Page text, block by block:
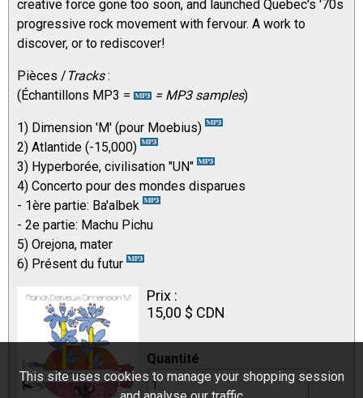
This site uses cookies to manage your shopping session
creative force gone too soon, and launched Quebec's '70s
progressive rock movement with fervour. A work to
discover, or to rediscover!
Pièces / Tracks:
(Échantillons MP3 =
= MP3 samples)
1) Dimension 'M' (pour Moebius)
2) Atlantide (-15,000)
3) Hyperborée, civilisation "UN"
4) Concerto pour des mondes disparues
- 1ère partie: Ba'albek
- 2e partie: Machu Pichu
5) Orejona, mater
6) Présent du futur
Prix :
15,00 $ CDN
Quantité